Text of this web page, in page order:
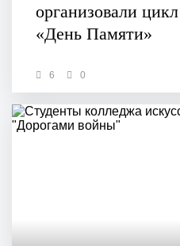
организовали
«День Памяти»
6 0